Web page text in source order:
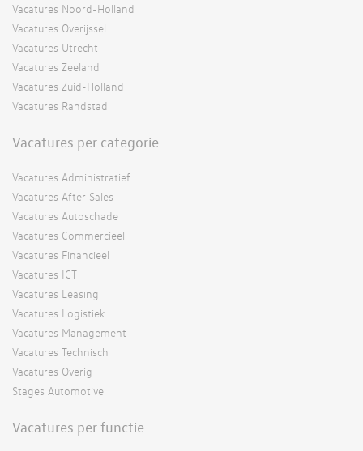
Vacatures Noord-Holland
Vacatures Overijssel
Vacatures Utrecht
Vacatures Zeeland
Vacatures Zuid-Holland
Vacatures Randstad
Vacatures per categorie
Vacatures Administratief
Vacatures After Sales
Vacatures Autoschade
Vacatures Commercieel
Vacatures Financieel
Vacatures ICT
Vacatures Leasing
Vacatures Logistiek
Vacatures Management
Vacatures Technisch
Vacatures Overig
Stages Automotive
Vacatures per functie